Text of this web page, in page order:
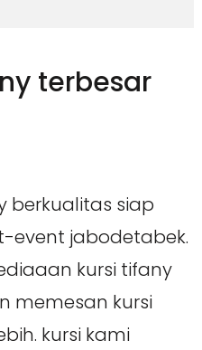
terbesar
berkualitas siap
event jabodetabek.
kursi tifany
memesan kursi
kursi kami